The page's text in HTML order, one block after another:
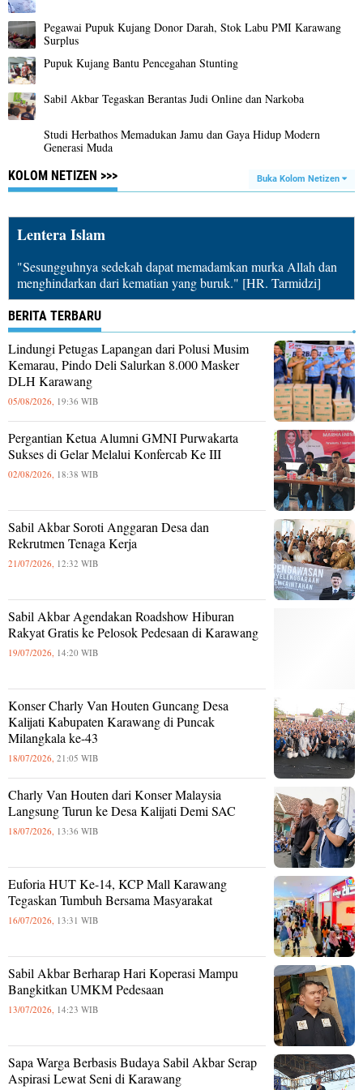
Pegawai Pupuk Kujang Donor Darah, Stok Labu PMI Karawang
Surplus
Pupuk Kujang Bantu Pencegahan Stunting
Sabil Akbar Tegaskan Berantas Judi Online dan Narkoba
Studi Herbathos Memadukan Jamu dan Gaya Hidup Modern
Generasi Muda
KOLOM NETIZEN >>>
Buka Kolom Netizen
Lentera Islam
"Sesungguhnya sedekah dapat memadamkan murka Allah dan
menghindarkan dari kematian yang buruk." [HR. Tarmidzi]
BERITA TERBARU
Lindungi Petugas Lapangan dari Polusi Musim
Kemarau, Pindo Deli Salurkan 8.000 Masker
DLH Karawang
05/08/2026, 19:36 WIB
Pergantian Ketua Alumni GMNI Purwakarta
Sukses di Gelar Melalui Konfercab Ke III
02/08/2026, 18:38 WIB
Sabil Akbar Soroti Anggaran Desa dan
Rekrutmen Tenaga Kerja
21/07/2026, 12:32 WIB
Sabil Akbar Agendakan Roadshow Hiburan
Rakyat Gratis ke Pelosok Pedesaan di Karawang
19/07/2026, 14:20 WIB
Konser Charly Van Houten Guncang Desa
Kalijati Kabupaten Karawang di Puncak
Milangkala ke-43
18/07/2026, 21:05 WIB
Charly Van Houten dari Konser Malaysia
Langsung Turun ke Desa Kalijati Demi SAC
18/07/2026, 13:36 WIB
Euforia HUT Ke-14, KCP Mall Karawang
Tegaskan Tumbuh Bersama Masyarakat
16/07/2026, 13:31 WIB
Sabil Akbar Berharap Hari Koperasi Mampu
Bangkitkan UMKM Pedesaan
13/07/2026, 14:23 WIB
Sapa Warga Berbasis Budaya Sabil Akbar Serap
Aspirasi Lewat Seni di Karawang